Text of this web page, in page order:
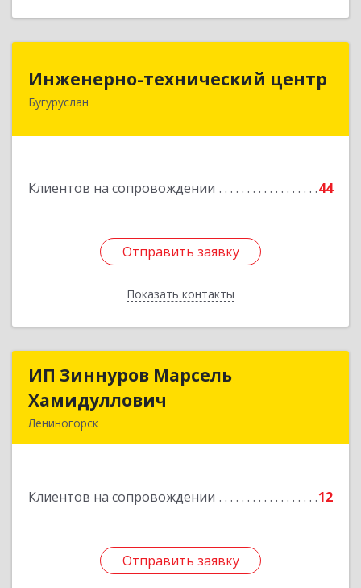
Инженерно-технический центр
Бугуруслан
Клиентов на сопровождении 44
Отправить заявку
Показать контакты
Инженерно-технический центр
461633, Оренбургская обл, Бугуруслан г,
Отправить заявку
Назад
ИП Зиннуров Марсель
Хамидуллович
Лениногорск
Клиентов на сопровождении 12
Отправить заявку
ИП Зиннуров Марсель
Подробнее
Отправить заявку